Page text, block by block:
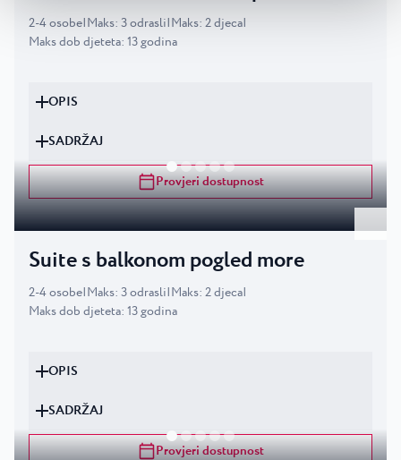
2-4osobe|Maks: 3odrasli|Maks: 2djeca|
Maks dob djeteta: 13godina
OPIS
SADRŽAJ
Provjeri dostupnost
Suite s balkonom pogled more
2-4osobe|Maks: 3odrasli|Maks: 2djeca|
Maks dob djeteta: 13godina
OPIS
SADRŽAJ
Provjeri dostupnost